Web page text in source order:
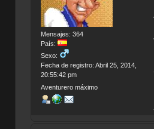
Mensajes: 364
País:
Sexo:
Fecha de registro: Abril 25, 2014,
20:55:42 pm
Aventurero máximo